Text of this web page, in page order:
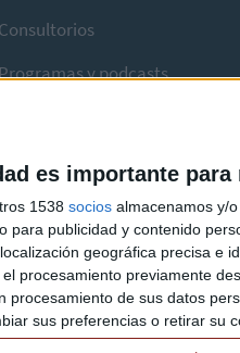
es importante para
1538 socios almacenamos y/
para publicidad y contenido
geográfica precisa e
procesamiento previamente
procesamiento de sus datos
sus preferencias o retirar su
Consultorios
y podcasts